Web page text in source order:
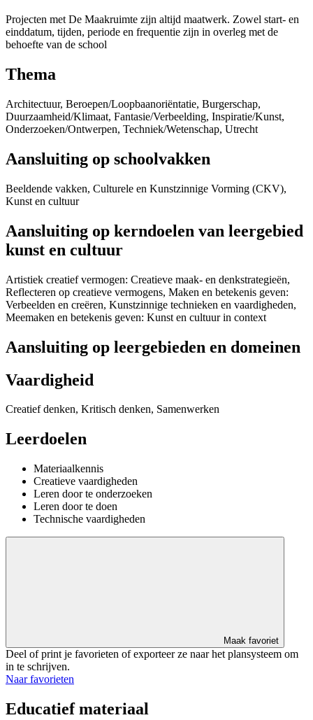
Projecten met De Maakruimte zijn altijd maatwerk. Zowel start- en
einddatum, tijden, periode en frequentie zijn in overleg met de
behoefte van de school
Thema
Architectuur, Beroepen/Loopbaanoriëntatie, Burgerschap,
Duurzaamheid/Klimaat, Fantasie/Verbeelding, Inspiratie/Kunst,
Onderzoeken/Ontwerpen, Techniek/Wetenschap, Utrecht
Aansluiting op schoolvakken
Beeldende vakken, Culturele en Kunstzinnige Vorming (CKV),
Kunst en cultuur
Aansluiting op kerndoelen van leergebied
kunst en cultuur
Artistiek creatief vermogen: Creatieve maak- en denkstrategieën,
Reflecteren op creatieve vermogens, Maken en betekenis geven:
Verbeelden en creëren, Kunstzinnige technieken en vaardigheden,
Meemaken en betekenis geven: Kunst en cultuur in context
Aansluiting op leergebieden en domeinen
Vaardigheid
Creatief denken, Kritisch denken, Samenwerken
Leerdoelen
Materiaalkennis
Creatieve vaardigheden
Leren door te onderzoeken
Leren door te doen
Technische vaardigheden
Maak favoriet
Deel of print je favorieten of exporteer ze naar het plansysteem om
in te schrijven.
Naar favorieten
Educatief materiaal